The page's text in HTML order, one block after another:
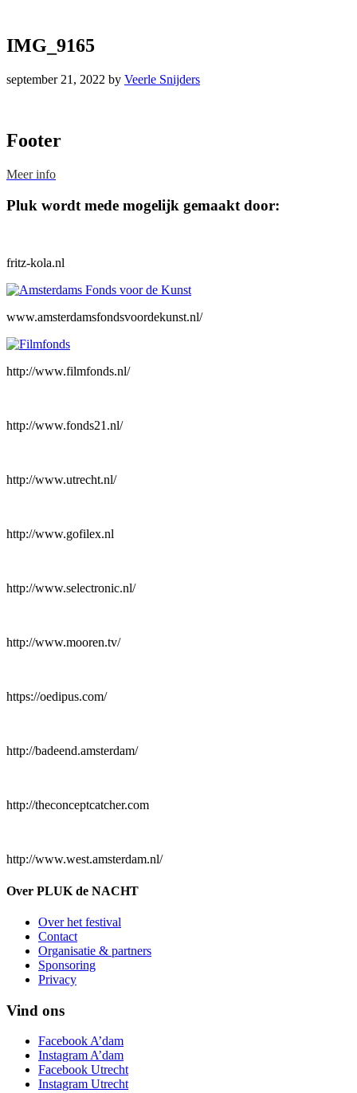
IMG_9165
september 21, 2022 by Veerle Snijders
Footer
Meer info
Pluk wordt mede mogelijk gemaakt door:
fritz-kola.nl
www.amsterdamsfondsvoordekunst.nl/
http://www.filmfonds.nl/
http://www.fonds21.nl/
http://www.utrecht.nl/
http://www.gofilex.nl
http://www.selectronic.nl/
http://www.mooren.tv/
https://oedipus.com/
http://badeend.amsterdam/
http://theconceptcatcher.com
http://www.west.amsterdam.nl/
Over PLUK de NACHT
Over het festival
Contact
Organisatie & partners
Sponsoring
Privacy
Vind ons
Facebook A’dam
Instagram A’dam
Facebook Utrecht
Instagram Utrecht